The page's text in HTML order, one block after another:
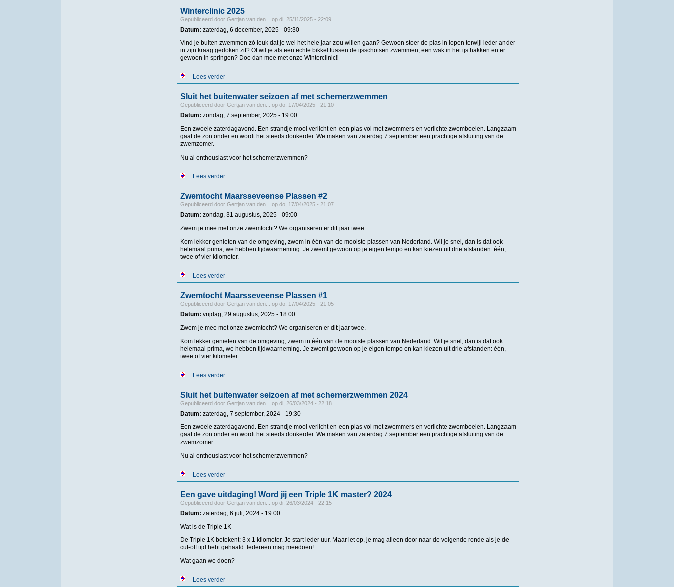
Winterclinic 2025
Gepubliceerd door Gertjan van den... op di, 25/11/2025 - 22:09
Datum: zaterdag, 6 december, 2025 - 09:30
Vind je buiten zwemmen zó leuk dat je wel het hele jaar zou willen gaan? Gewoon stoer de plas in lopen terwijl ieder ander
in zijn kraag gedoken zit? Of wil je als een echte bikkel tussen de ijsschotsen zwemmen, een wak in het ijs hakken en er
gewoon in springen? Doe dan mee met onze Winterclinic!
Lees verderover Winterclinic 2025
Sluit het buitenwater seizoen af met schemerzwemmen
Gepubliceerd door Gertjan van den... op do, 17/04/2025 - 21:10
Datum: zondag, 7 september, 2025 - 19:00
Een zwoele zaterdagavond. Een strandje mooi verlicht en een plas vol met zwemmers en verlichte zwemboeien. Langzaam
gaat de zon onder en wordt het steeds donkerder. We maken van zaterdag 7 september een prachtige afsluiting van de
zwemzomer.
Nu al enthousiast voor het schemerzwemmen?
Lees verderover Sluit het buitenwater seizoen af met schemerzwemmen
Zwemtocht Maarsseveense Plassen #2
Gepubliceerd door Gertjan van den... op do, 17/04/2025 - 21:07
Datum: zondag, 31 augustus, 2025 - 09:00
Zwem je mee met onze zwemtocht? We organiseren er dit jaar twee.
Kom lekker genieten van de omgeving, zwem in één van de mooiste plassen van Nederland. Wil je snel, dan is dat ook
helemaal prima, we hebben tijdwaarneming. Je zwemt gewoon op je eigen tempo en kan kiezen uit drie afstanden: één,
twee of vier kilometer.
Lees verderover Zwemtocht Maarsseveense Plassen #2
Zwemtocht Maarsseveense Plassen #1
Gepubliceerd door Gertjan van den... op do, 17/04/2025 - 21:05
Datum: vrijdag, 29 augustus, 2025 - 18:00
Zwem je mee met onze zwemtocht? We organiseren er dit jaar twee.
Kom lekker genieten van de omgeving, zwem in één van de mooiste plassen van Nederland. Wil je snel, dan is dat ook
helemaal prima, we hebben tijdwaarneming. Je zwemt gewoon op je eigen tempo en kan kiezen uit drie afstanden: één,
twee of vier kilometer.
Lees verderover Zwemtocht Maarsseveense Plassen #1
Sluit het buitenwater seizoen af met schemerzwemmen 2024
Gepubliceerd door Gertjan van den... op di, 26/03/2024 - 22:18
Datum: zaterdag, 7 september, 2024 - 19:30
Een zwoele zaterdagavond. Een strandje mooi verlicht en een plas vol met zwemmers en verlichte zwemboeien. Langzaam
gaat de zon onder en wordt het steeds donkerder. We maken van zaterdag 7 september een prachtige afsluiting van de
zwemzomer.
Nu al enthousiast voor het schemerzwemmen?
Lees verderover Sluit het buitenwater seizoen af met schemerzwemmen 2024
Een gave uitdaging! Word jij een Triple 1K master? 2024
Gepubliceerd door Gertjan van den... op di, 26/03/2024 - 22:15
Datum: zaterdag, 6 juli, 2024 - 19:00
Wat is de Triple 1K
De Triple 1K betekent: 3 x 1 kilometer. Je start ieder uur. Maar let op, je mag alleen door naar de volgende ronde als je de
cut-off tijd hebt gehaald. Iedereen mag meedoen!
Wat gaan we doen?
Lees verderover Een gave uitdaging! Word jij een Triple 1K master? 2024